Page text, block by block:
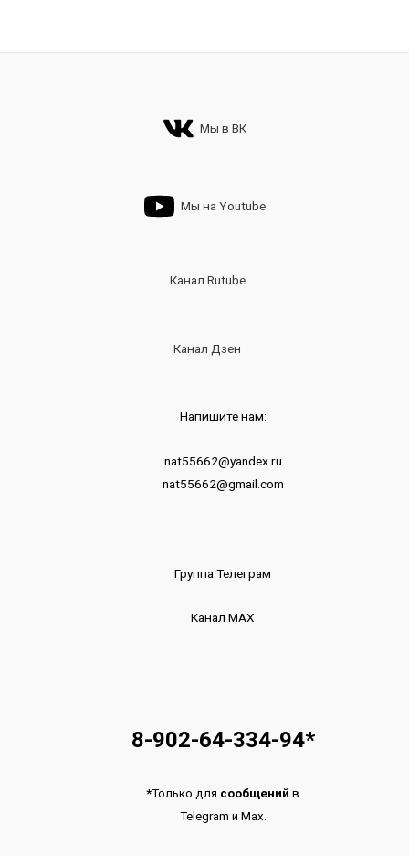
Мы в ВК
Мы на Youtube
Канал Rutube
Канал Дзен
Напишите нам:
nat55662@yandex.ru
nat55662@gmail.com
Группа Телеграм
Канал МАХ
8-902-64-334-94*
*Только для сообщений в
Telegram и Max.